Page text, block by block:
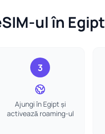
ul în Egipt
3
Ajungi în Egipt și
activează roaming-ul